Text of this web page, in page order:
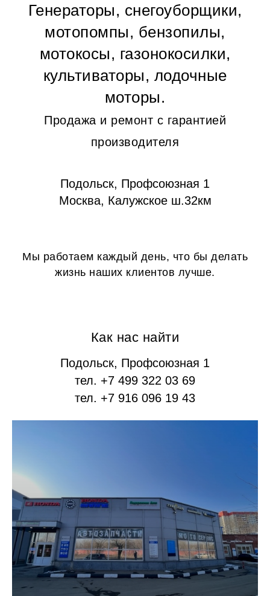
Генераторы, снегоуборщики,
мотопомпы, бензопилы,
мотокосы, газонокосилки,
культиваторы, лодочные
моторы.
Продажа и ремонт с гарантией
производителя
Подольск, Профсоюзная 1
Москва, Калужское ш.32км
Мы работаем каждый день, что бы делать
жизнь наших клиентов лучше.
Как нас найти
Подольск, Профсоюзная 1
тел. +7 499 322 03 69
тел. +7 916 096 19 43